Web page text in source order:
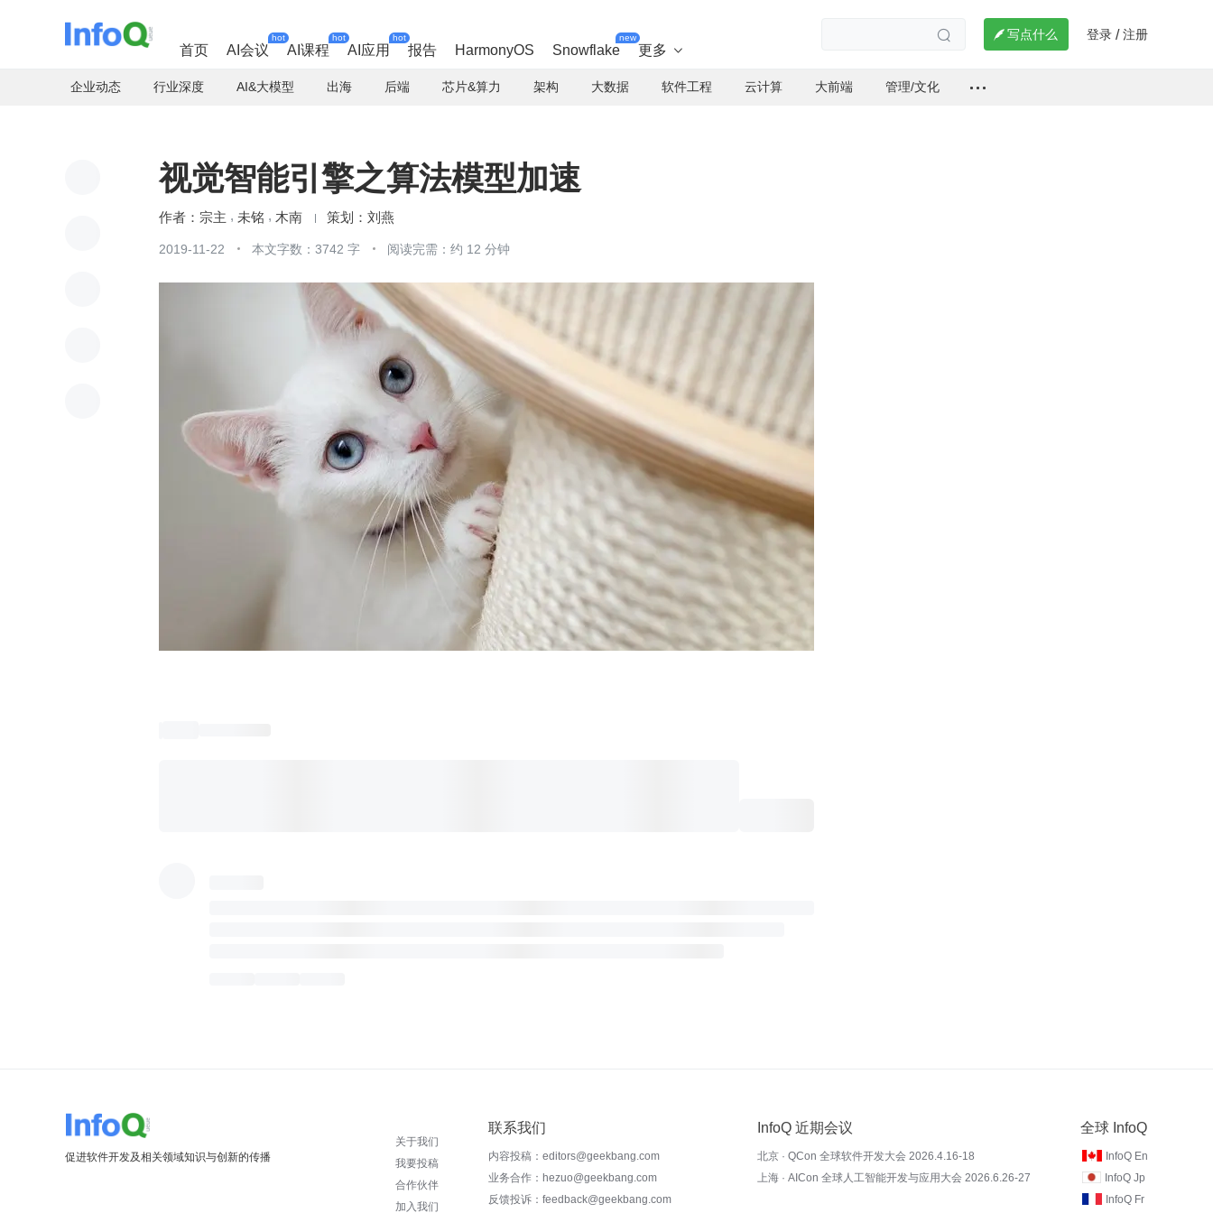
首页 AI会议
hot
AI课程
hot
AI应用
hot
报告 HarmonyOS Snowflake
new
更多 
  写点什么 登录 / 注册
企业动态 行业深度 AI&大模型 出海 后端 芯片&算力 架构 大数据 软件工程 云计算 大前端 管理/文化
视觉智能引擎之算法模型加速
宗主 未铭 木南 刘燕
2019-11-22 本文字数：3742 字 阅读完需：约 12 分钟
促进软件开发及相关领域知识与创新的传播
关于我们
我要投稿
合作伙伴
加入我们
联系我们
内容投稿：editors@geekbang.com
业务合作：hezuo@geekbang.com
反馈投诉：feedback@geekbang.com
InfoQ 近期会议
北京 · QCon 全球软件开发大会 2026.4.16-18
上海 · AICon 全球人工智能开发与应用大会 2026.6.26-27
全球 InfoQ
InfoQ En
InfoQ Jp
InfoQ Fr